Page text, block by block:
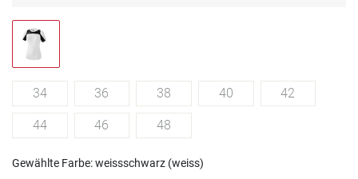
34 36 38 40 42
44 46 48
Gewählte Farbe: weissschwarz (weiss)